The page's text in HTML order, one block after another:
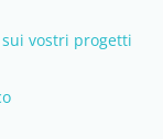
vostri progetti